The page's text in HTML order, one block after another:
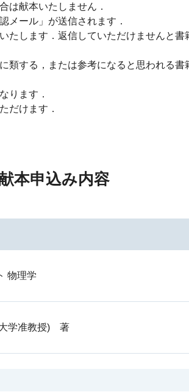
は献本いたしません．
メール」が送信されます．
たします．返信していただけませんと
する，または参考になると思われる
ります．
だけます．
本申込み内容
物理学
学准教授) 著